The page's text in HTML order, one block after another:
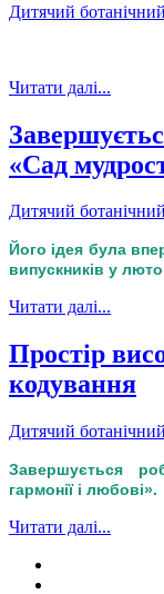
Дитячий
Читати далі...
«Сад
Дитячий
Його ідея була
випускників у
Читати далі...
Простір
кодування
Дитячий
Завершується
гармонії і любові».
Читати далі...